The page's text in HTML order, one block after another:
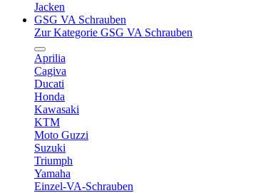
Jacken
GSG VA Schrauben
Zur Kategorie GSG VA Schrauben
Aprilia
Cagiva
Ducati
Honda
Kawasaki
KTM
Moto Guzzi
Suzuki
Triumph
Yamaha
Einzel-VA-Schrauben